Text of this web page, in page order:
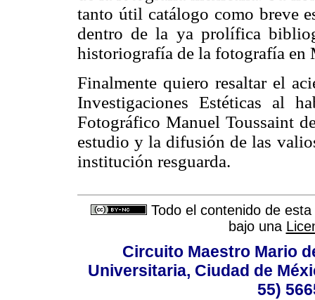
tanto útil catálogo como breve
dentro de la ya prolífica
historiografía de la fotografía en
Finalmente quiero resaltar el
Investigaciones Estéticas al
Fotográfico Manuel Toussaint
estudio y la difusión de las
institución resguarda.
Todo el contenido de
bajo una
Circuito Maestro Mario
Universitaria, Ciudad de
55)